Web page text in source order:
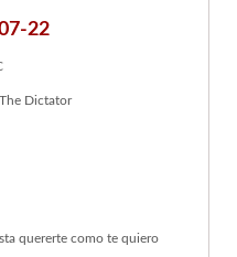
22
Dictator
quererte como te quiero